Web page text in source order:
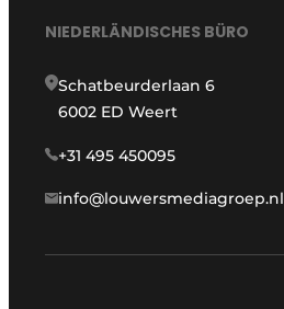
NIEDERLÄNDISCHES BÜRO
Schatbeurderlaan 6
6002 ED Weert
+31 495 450095
info@louwersmediagroep.nl